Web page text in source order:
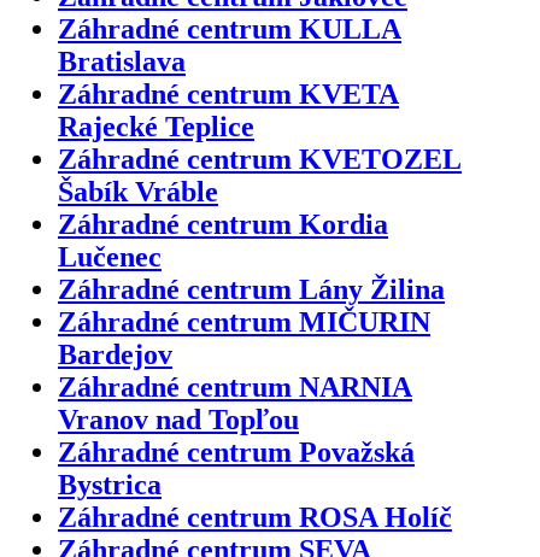
Záhradné centrum KULLA
Bratislava
Záhradné centrum KVETA
Rajecké Teplice
Záhradné centrum KVETOZEL
Šabík Vráble
Záhradné centrum Kordia
Lučenec
Záhradné centrum Lány Žilina
Záhradné centrum MIČURIN
Bardejov
Záhradné centrum NARNIA
Vranov nad Topľou
Záhradné centrum Považská
Bystrica
Záhradné centrum ROSA Holíč
Záhradné centrum SEVA